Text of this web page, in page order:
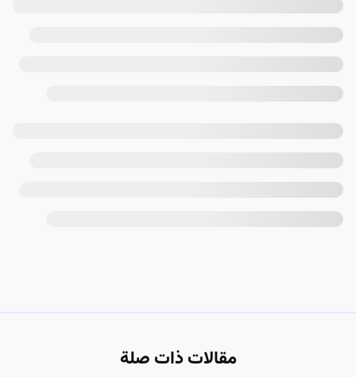
مقالات ذات صلة